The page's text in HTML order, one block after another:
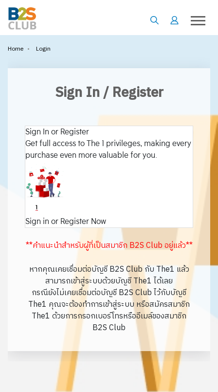
Home • Login
Sign In / Register
Sign In or Register
Get full access to The 1 privileges, making every
purchase even more valuable for you.
Sign in or Register Now
**คำแนะนำสำหรับผู้ที่เป็นสมาชิก B2S Club อยู่แล้ว**
หากคุณเคยเชื่อมต่อบัญชี B2S Club กับ The1 แล้ว
สามารถเข้าสู่ระบบด้วยบัญชี The1 ได้เลย
กรณียังไม่เคยเชื่อมต่อบัญชี B2S Club ไว้กับบัญชี
The1 คุณจะต้องทำการเข้าสู่ระบบ หรือสมัครสมาชิก
The1 ด้วยการกรอกเบอร์โทรหรืออีเมล์ของสมาชิก
B2S Club